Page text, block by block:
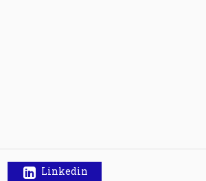
Linkedin